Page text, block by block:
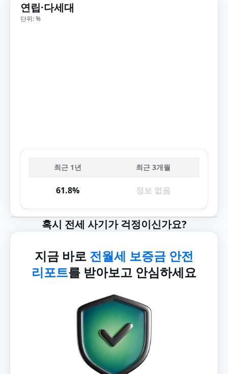
연립·다세대
단위: %
최근 1년 최근 3개월
61.8% 정보 없음
혹시 전세 사기가 걱정이신가요?
지금 바로 전월세 보증금 안전
리포트를 받아보고 안심하세요